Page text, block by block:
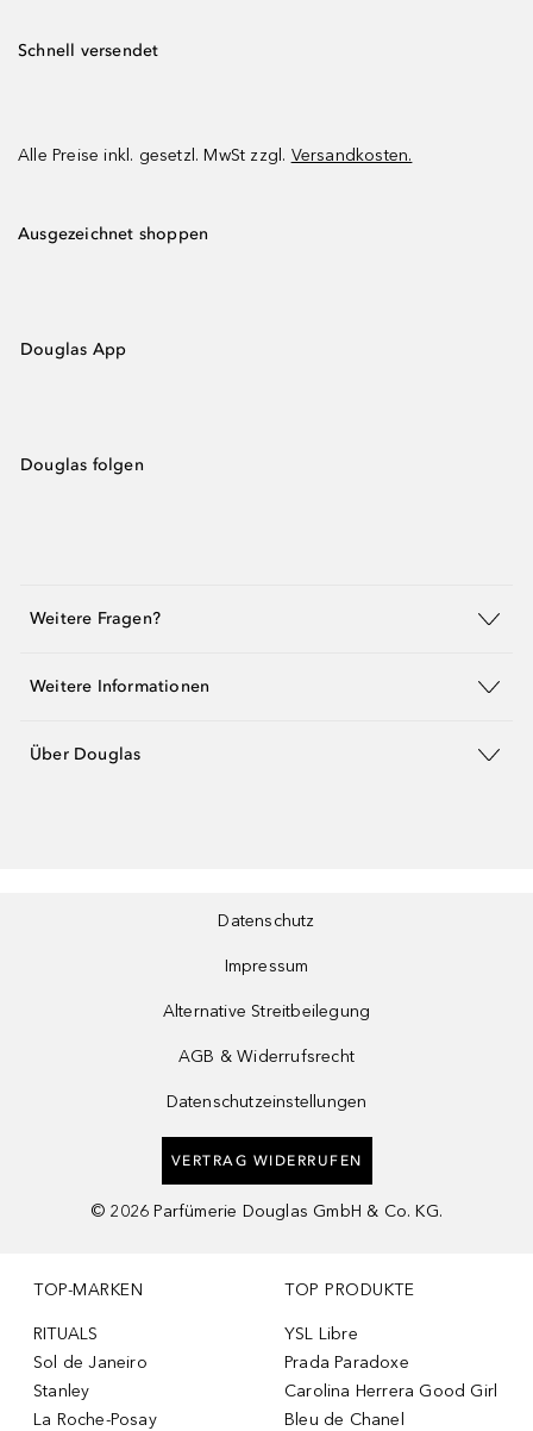
Schnell versendet
Alle Preise inkl. gesetzl. MwSt zzgl. Versandkosten.
Ausgezeichnet shoppen
Douglas App
Douglas folgen
Weitere Fragen?
Weitere Informationen
Über Douglas
Datenschutz
Impressum
Alternative Streitbeilegung
AGB & Widerrufsrecht
Datenschutzeinstellungen
VERTRAG WIDERRUFEN
© 2026 Parfümerie Douglas GmbH & Co. KG.
TOP-MARKEN
RITUALS
Sol de Janeiro
Stanley
La Roche-Posay
TOP PRODUKTE
YSL Libre
Prada Paradoxe
Carolina Herrera Good Girl
Bleu de Chanel